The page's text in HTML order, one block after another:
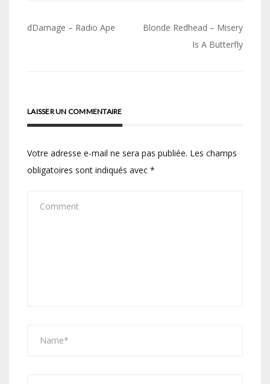
Navigation
dDamage – Radio Ape
Blonde Redhead – Misery
Is A Butterfly
LAISSER UN COMMENTAIRE
Votre adresse e-mail ne sera pas publiée. Les champs
obligatoires sont indiqués avec *